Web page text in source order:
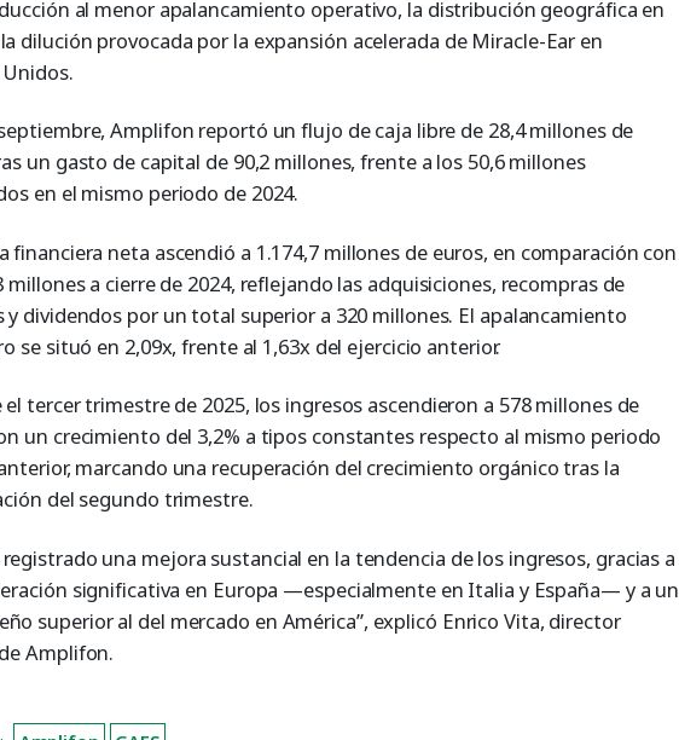
al menor apalancamiento operativo, la distribución geográfica en
dilución provocada por la expansión acelerada de Miracle-Ear en
Amplifon reportó un flujo de caja libre de 28,4 millones de
un gasto de capital de 90,2 millones, frente a los 50,6 millones
en el mismo periodo de 2024.
financiera neta ascendió a 1.174,7 millones de euros, en comparación con
millones a cierre de 2024, reflejando las adquisiciones, recompras de
y dividendos por un total superior a 320 millones. El apalancamiento
se situó en 2,09x, frente al 1,63x del ejercicio anterior.
tercer trimestre de 2025, los ingresos ascendieron a 578 millones de
un crecimiento del 3,2% a tipos constantes respecto al mismo periodo
marcando una recuperación del crecimiento orgánico tras la
del segundo trimestre.
una mejora sustancial en la tendencia de los ingresos, gracias a
significativa en Europa —especialmente en Italia y España— y a un
superior al del mercado en América”, explicó Enrico Vita, director
Amplifon.